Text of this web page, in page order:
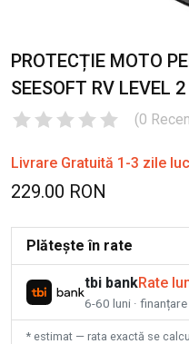
PROTECȚIE MOTO
SEESOFT RV LEVEL
(0
Livrare Gratuită 1-3 zile
229.00 RON
Plătește în rate
tbi bankRate
6-60 luni ·
* estimat — rata exactă se